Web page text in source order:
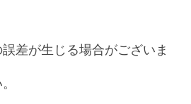
差が生じる場合がございま